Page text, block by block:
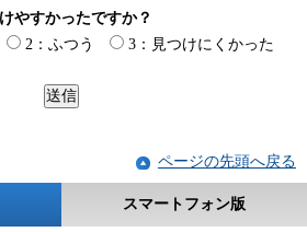
やすかったですか？
2：ふつう 3：見つけにくかった
ページの先頭へ戻る
スマートフォン版